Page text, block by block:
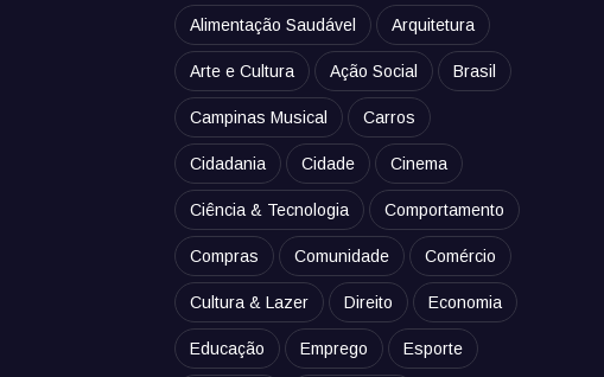
Alimentação Saudável Arquitetura
Arte e Cultura Ação Social Brasil
Campinas Musical Carros
Cidadania Cidade Cinema
Ciência & Tecnologia Comportamento
Compras Comunidade Comércio
Cultura & Lazer Direito Economia
Educação Emprego Esporte